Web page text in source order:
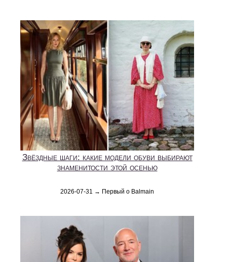
Звёздные шаги: какие модели обуви выбирают
знаменитости этой осенью
2026-07-31 → Первый о Balmain